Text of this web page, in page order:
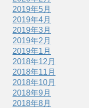
2019年5月
2019年4月
2019年3月
2019年2月
2019年1月
2018年12月
2018年11月
2018年10月
2018年9月
2018年8月